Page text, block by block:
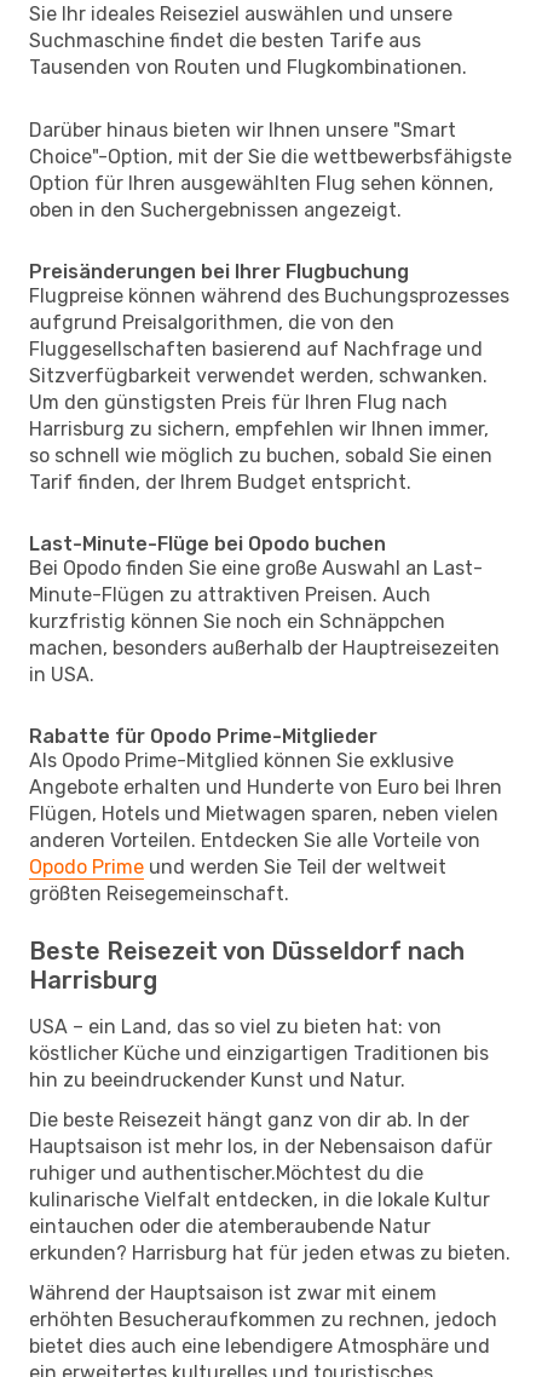
Sie Ihr ideales Reiseziel auswählen und unsere
Suchmaschine findet die besten Tarife aus
Tausenden von Routen und Flugkombinationen.
Darüber hinaus bieten wir Ihnen unsere "Smart
Choice"-Option, mit der Sie die wettbewerbsfähigste
Option für Ihren ausgewählten Flug sehen können,
oben in den Suchergebnissen angezeigt.
Preisänderungen bei Ihrer Flugbuchung
Flugpreise können während des Buchungsprozesses
aufgrund Preisalgorithmen, die von den
Fluggesellschaften basierend auf Nachfrage und
Sitzverfügbarkeit verwendet werden, schwanken.
Um den günstigsten Preis für Ihren Flug nach
Harrisburg zu sichern, empfehlen wir Ihnen immer,
so schnell wie möglich zu buchen, sobald Sie einen
Tarif finden, der Ihrem Budget entspricht.
Last-Minute-Flüge bei Opodo buchen
Bei Opodo finden Sie eine große Auswahl an Last-
Minute-Flügen zu attraktiven Preisen. Auch
kurzfristig können Sie noch ein Schnäppchen
machen, besonders außerhalb der Hauptreisezeiten
in USA.
Rabatte für Opodo Prime-Mitglieder
Als Opodo Prime-Mitglied können Sie exklusive
Angebote erhalten und Hunderte von Euro bei Ihren
Flügen, Hotels und Mietwagen sparen, neben vielen
anderen Vorteilen. Entdecken Sie alle Vorteile von
Opodo Prime und werden Sie Teil der weltweit
größten Reisegemeinschaft.
Beste Reisezeit von Düsseldorf nach
Harrisburg
USA – ein Land, das so viel zu bieten hat: von
köstlicher Küche und einzigartigen Traditionen bis
hin zu beeindruckender Kunst und Natur.
Die beste Reisezeit hängt ganz von dir ab. In der
Hauptsaison ist mehr los, in der Nebensaison dafür
ruhiger und authentischer.Möchtest du die
kulinarische Vielfalt entdecken, in die lokale Kultur
eintauchen oder die atemberaubende Natur
erkunden? Harrisburg hat für jeden etwas zu bieten.
Während der Hauptsaison ist zwar mit einem
erhöhten Besucheraufkommen zu rechnen, jedoch
bietet dies auch eine lebendigere Atmosphäre und